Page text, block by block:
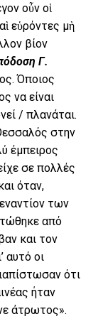
οὖν οἱ
εὑρόντες μὴ
βίον
Γ.
Όποιος
να είναι
/ πλανάται.
στην
έμπειρος
σε πολλές
όταν,
των
από
και τον
αυτό οι
ότι
ήταν
άτρωτος».